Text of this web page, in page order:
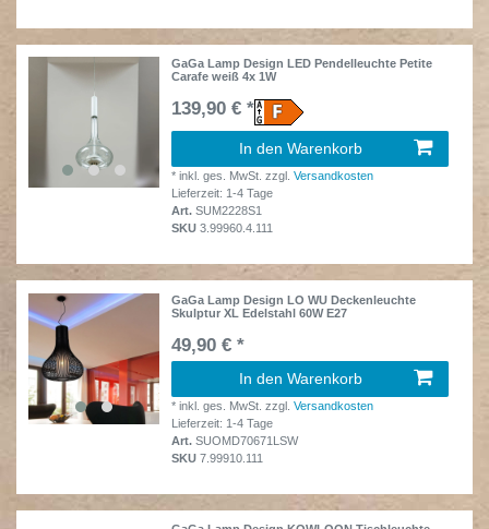
GaGa Lamp Design LED Pendelleuchte Petite
Carafe weiß 4x 1W
139,90 € *
In den Warenkorb
*inkl. ges. MwSt. zzgl.Versandkosten
Lieferzeit: 1-4 Tage
Art.SUM2228S1
SKU3.99960.4.111
GaGa Lamp Design LO WU Deckenleuchte
Skulptur XL Edelstahl 60W E27
49,90 € *
In den Warenkorb
*inkl. ges. MwSt. zzgl.Versandkosten
Lieferzeit: 1-4 Tage
Art.SUOMD70671LSW
SKU7.99910.111